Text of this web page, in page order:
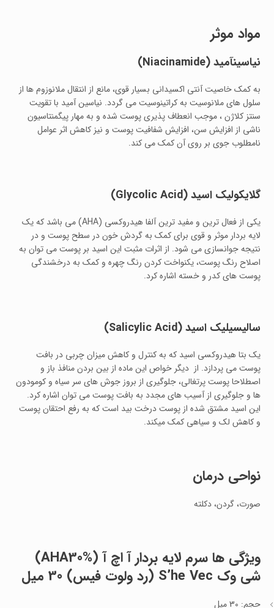
مواد موثر
نیاسینآمید(Niacinamide)
به کمک خاصیت آنتی اکسیدانی بسیار قوی، مانع از انتقال ملانوزوم ها از
سلول های ملانوسیت به کراتینوسیت می گردد. نیاسین آمید با تقویت
سنتز کلاژن ، موجب انعطاف پذیری پوست شده و به مهار پیگمنتاسیون
ناشی از افزایش سن، افزایش شفافیت پوست و نیز کاهش اثر عوامل
نامطلوب جوی بر روی آن کمک می کند.
گلایکولیک اسید(Glycolic Acid)
یکی از فعال ترین و مفید ترین آلفا هیدروکسی (AHA) می باشد که یک
لایه بردار موثر و قوی برای کمک به گردش خون در سطح پوست و در
نتیجه جوانسازی می شود. از اثرات مثبت این اسید بر پوست می توان به
اصلاح رنگ پوست، یکنواخت کردن رنگ چهره و کمک به درخشندگی
پوست های کدر و خسته اشاره کرد.
سالیسیلیک اسید(Salicylic Acid)
یک بتا هیدروکسی اسید که به کنترل و کاهش میزان چربی در بافت
پوست می پردازد. از دیگر خواص این ماده از بین بردن منافذ باز و
اصطلاحا پوست پرتغالی، جلوگیری از بروز جوش های سر سیاه و کومودون
ها و جلوگیری از آسیب های مجدد به بافت پوست می توان اشاره کرد.
این اسید مشتق شده از پوست درخت بید است که به رفع احتقان پوست
و کاهش لک و سیاهی کمک میکند.
نواحی درمان
صورت، گردن، دکلته
ویژگی ها
سرم لایه بردار آ اچ آ (AHA30%)
شی وک S’he Vec (رد ولوت فیس) 30 میل
حجم: 30 میل